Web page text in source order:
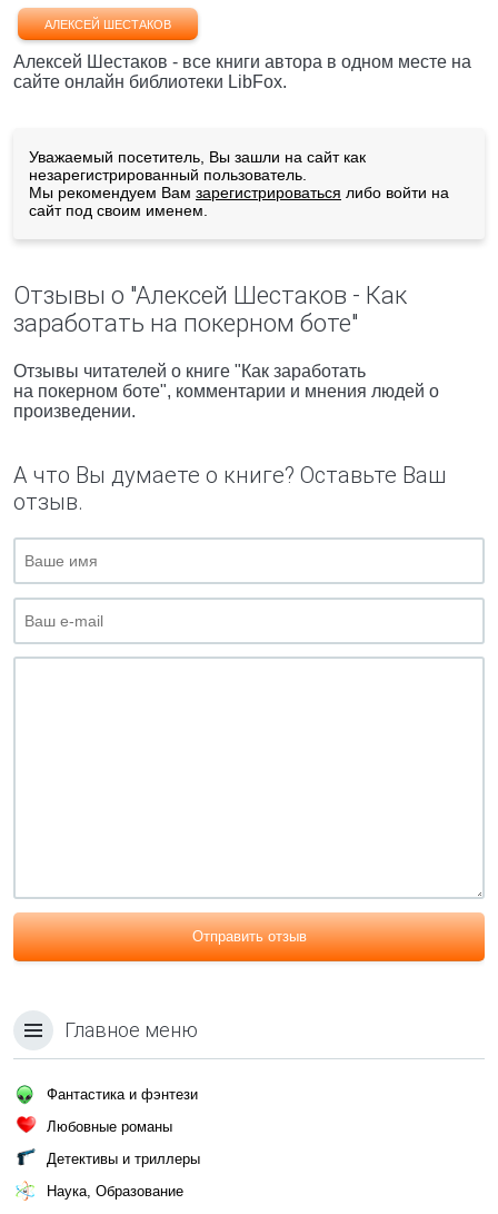
АЛЕКСЕЙ ШЕСТАКОВ
Алексей Шестаков - все книги автора в одном месте на
сайте онлайн библиотеки LibFox.
Уважаемый посетитель, Вы зашли на сайт как
незарегистрированный пользователь.
Мы рекомендуем Вам зарегистрироваться либо войти на
сайт под своим именем.
Отзывы о "Алексей Шестаков - Как
заработать на покерном боте"
Отзывы читателей о книге "Как заработать
на покерном боте", комментарии и мнения людей о
произведении.
А что Вы думаете о книге? Оставьте Ваш
отзыв.
Отправить отзыв
Главное меню
Фантастика и фэнтези
Любовные романы
Детективы и триллеры
Наука, Образование